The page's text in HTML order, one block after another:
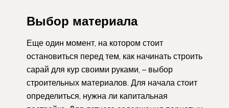
Выбор материала
Еще один момент, на котором стоит
остановиться перед тем, как начинать строить
сарай для кур своими руками, – выбор
строительных материалов. Для начала стоит
определиться, нужна ли капитальная